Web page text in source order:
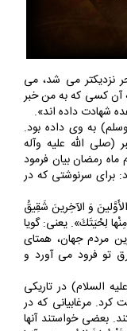
نزديكتر مى شد، مى
آن كسى كه به من خبر
شهادت داده اند».
وسلم) به وى داده بود.
(صلى الله عليه وآله
رمضان بيان فرمود
براى سرنوشتى كه در
وَ الآخِرينَ شَقِيقُ
لِحْيَتَكَ». يعنى: گويا
مردم جهان، همتاى
تو فرود مى آورد و
السلام) در تاريكى
مرغابيانى كه در
بعضى خواستند آنها